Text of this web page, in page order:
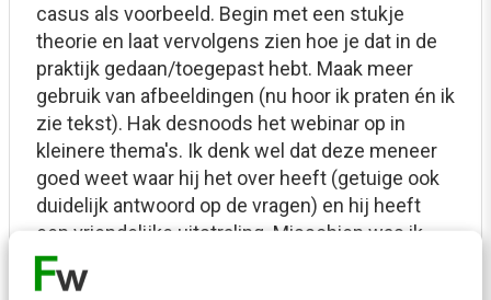
casus als voorbeeld. Begin met een stukje
theorie en laat vervolgens zien hoe je dat in de
praktijk gedaan/toegepast hebt. Maak meer
gebruik van afbeeldingen (nu hoor ik praten én ik
zie tekst). Hak desnoods het webinar op in
kleinere thema's. Ik denk wel dat deze meneer
goed weet waar hij het over heeft (getuige ook
duidelijk antwoord op de vragen) en hij heeft
een vriendelijke uitstraling. Misschien was ik
gewoon niet de beoogde deelnemer voor dit
webinar...